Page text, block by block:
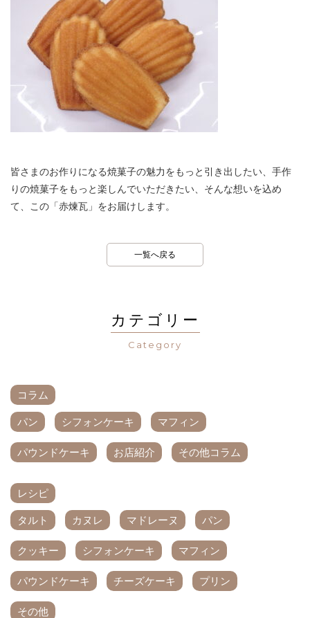
皆さまのお作りになる焼菓子の魅力をもっと引き出したい、手作
りの焼菓子をもっと楽しんでいただきたい、そんな想いを込め
て、この「赤煉瓦」をお届けします。
一覧へ戻る
カテゴリー
Category
コラム
パン シフォンケーキ マフィン
パウンドケーキ お店紹介 その他コラム
レシピ
タルト カヌレ マドレーヌ パン
クッキー シフォンケーキ マフィン
パウンドケーキ チーズケーキ プリン
その他